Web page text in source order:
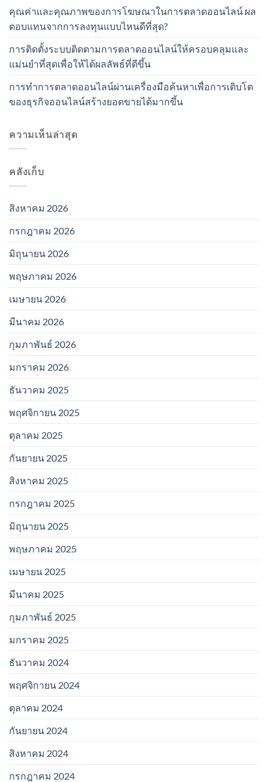
คุณค่าและคุณภาพของการโฆษณาในการตลาดออนไลน์ ผล
ตอบแทนจากการลงทุนแบบไหนดีที่สุด?
การติดตั้งระบบติดตามการตลาดออนไลน์ให้ครอบคลุมและ
แม่นยำที่สุดเพื่อให้ได้ผลลัพธ์ที่ดีขึ้น
การทำการตลาดออนไลน์ผ่านเครื่องมือค้นหาเพื่อการเติบโต
ของธุรกิจออนไลน์สร้างยอดขายได้มากขึ้น
ความเห็นล่าสุด
คลังเก็บ
สิงหาคม 2026
กรกฎาคม 2026
มิถุนายน 2026
พฤษภาคม 2026
เมษายน 2026
มีนาคม 2026
กุมภาพันธ์ 2026
มกราคม 2026
ธันวาคม 2025
พฤศจิกายน 2025
ตุลาคม 2025
กันยายน 2025
สิงหาคม 2025
กรกฎาคม 2025
มิถุนายน 2025
พฤษภาคม 2025
เมษายน 2025
มีนาคม 2025
กุมภาพันธ์ 2025
มกราคม 2025
ธันวาคม 2024
พฤศจิกายน 2024
ตุลาคม 2024
กันยายน 2024
สิงหาคม 2024
กรกฎาคม 2024